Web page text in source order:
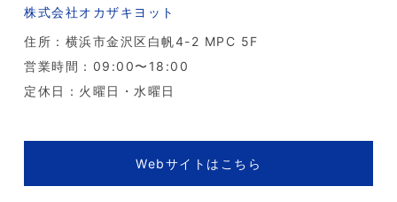
株式会社オカザキヨット
住所：横浜市金沢区白帆4-2 MPC 5F
営業時間：09:00〜18:00
定休日：火曜日・水曜日
Webサイトはこちら